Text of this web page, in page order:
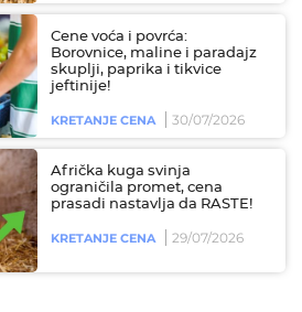
Cene voća i povrća:
Borovnice, maline i paradajz
skuplji, paprika i tikvice
jeftinije!
KRETANJE CENA 30/07/2026
Afrička kuga svinja
ograničila promet, cena
prasadi nastavlja da RASTE!
KRETANJE CENA 29/07/2026